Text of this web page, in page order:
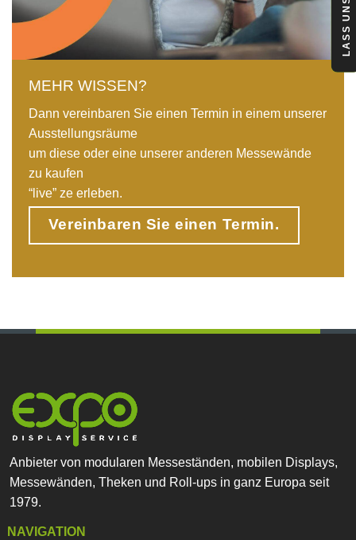
MEHR WISSEN?
Dann vereinbaren Sie einen Termin in einem unserer
Ausstellungsräume
um diese oder eine unserer anderen Messewände
zu kaufen
“live” ze erleben.
Vereinbaren Sie einen Termin.
Anbieter von modularen Messeständen, mobilen Displays,
Messewänden, Theken und Roll-ups in ganz Europa seit
1979.
NAVIGATION